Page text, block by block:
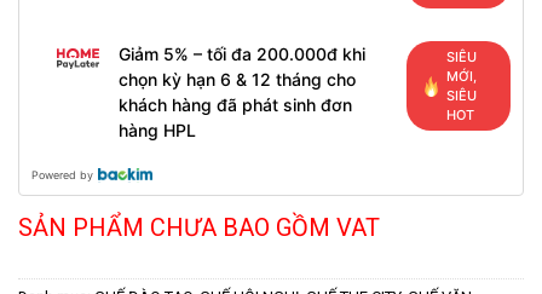
Giảm 5% – tối đa 200.000đ khi
chọn kỳ hạn 6 & 12 tháng cho
khách hàng đã phát sinh đơn
hàng HPL
SIÊU
MỚI,
SIÊU
HOT
Powered by
SẢN PHẨM CHƯA BAO GỒM VAT